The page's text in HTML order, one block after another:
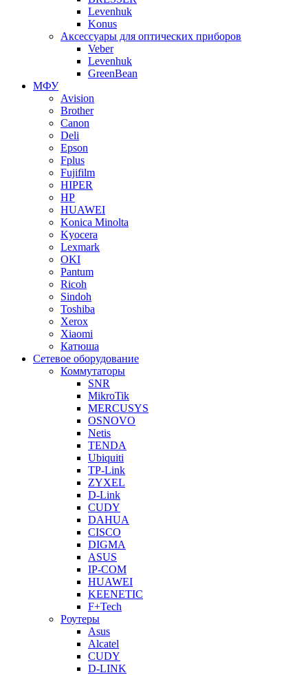
Levenhuk
Konus
Аксессуары для оптических приборов
Veber
Levenhuk
GreenBean
МФУ
Avision
Brother
Canon
Deli
Epson
Fplus
Fujifilm
HIPER
HP
HUAWEI
Konica Minolta
Kyocera
Lexmark
OKI
Pantum
Ricoh
Sindoh
Toshiba
Xerox
Xiaomi
Катюша
Сетевое оборудование
Коммутаторы
SNR
MikroTik
MERCUSYS
OSNOVO
Netis
TENDA
Ubiquiti
TP-Link
ZYXEL
D-Link
CUDY
DAHUA
CISCO
DIGMA
ASUS
IP-COM
HUAWEI
KEENETIC
F+Tech
Роутеры
Asus
Alcatel
CUDY
D-LINK